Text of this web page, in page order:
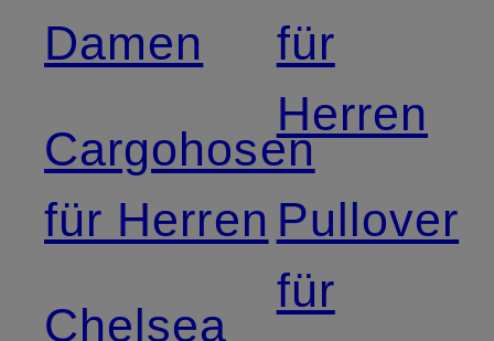
Damen
Cargohosen
für Herren
Chelsea
für
Herren
Pullover
für